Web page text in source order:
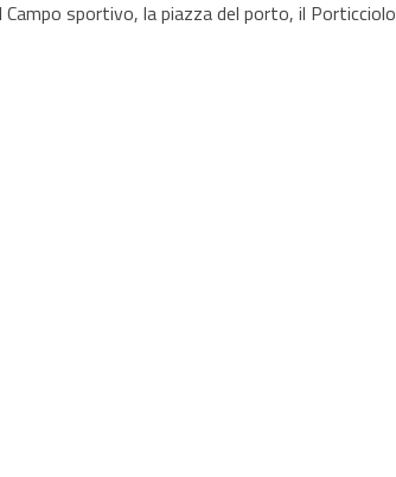
sportivo, la piazza del porto, il